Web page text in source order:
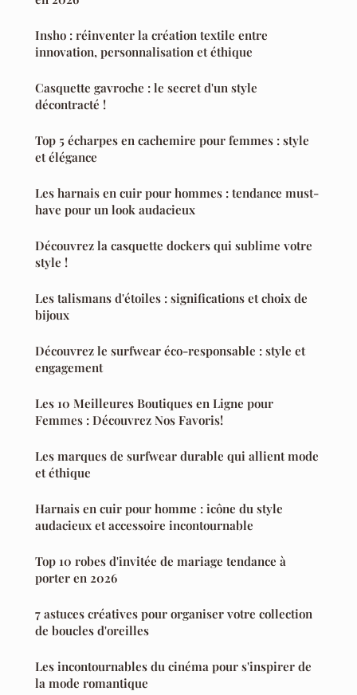
Insho : réinventer la création textile entre
innovation, personnalisation et éthique
Casquette gavroche : le secret d'un style
décontracté !
Top 5 écharpes en cachemire pour femmes : style
et élégance
Les harnais en cuir pour hommes : tendance must-
have pour un look audacieux
Découvrez la casquette dockers qui sublime votre
style !
Les talismans d'étoiles : significations et choix de
bijoux
Découvrez le surfwear éco-responsable : style et
engagement
Les 10 Meilleures Boutiques en Ligne pour
Femmes : Découvrez Nos Favoris!
Les marques de surfwear durable qui allient mode
et éthique
Harnais en cuir pour homme : icône du style
audacieux et accessoire incontournable
Top 10 robes d'invitée de mariage tendance à
porter en 2026
7 astuces créatives pour organiser votre collection
de boucles d'oreilles
Les incontournables du cinéma pour s'inspirer de
la mode romantique